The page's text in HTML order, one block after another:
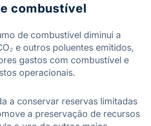
combustível
de combustível diminui a
e outros poluentes emitidos,
gastos com combustível e
operacionais.
a conservar reservas limitadas
a preservação de recursos